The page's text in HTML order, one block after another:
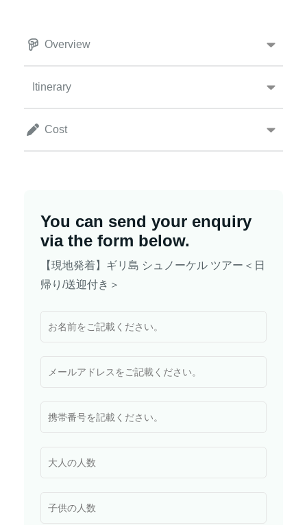
Overview
Itinerary
Cost
You can send your enquiry
via the form below.
【現地発着】ギリ島 シュノーケル ツアー＜日
帰り/送迎付き＞